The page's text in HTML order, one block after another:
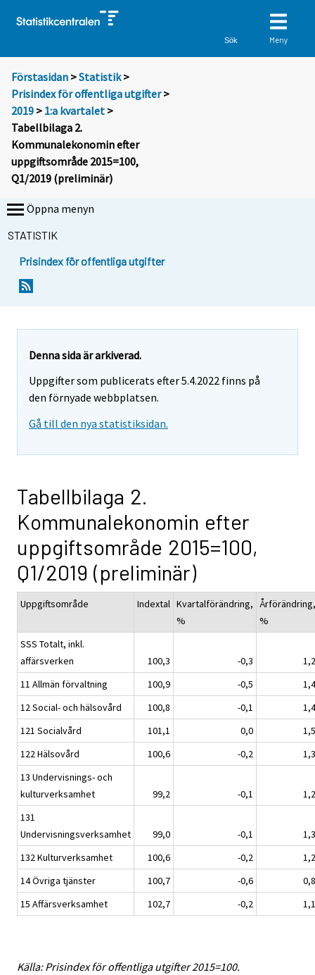
Sök Meny
Förstasidan >Statistik >
Prisindex för offentliga utgifter>
2019 > 1:a kvartalet >
Tabellbilaga 2.
Kommunalekonomin efter
uppgiftsområde 2015=100,
Q1/2019 (preliminär)
Öppna menyn
STATISTIK
Prisindex för offentliga utgifter
Denna sida är arkiverad.
Uppgifter som publicerats efter 5.4.2022 finns på
den förnyade webbplatsen.
Gå till den nya statistiksidan.
Tabellbilaga 2.
Kommunalekonomin efter
uppgiftsområde 2015=100,
Q1/2019 (preliminär)
Uppgiftsområde Indextal Kvartalförändring,
%
Årförändring,
%
SSS Totalt, inkl.
affärsverken
100,3 -0,3
1,2
11 Allmän förvaltning
100,9 -0,5
1,4
12 Social- och hälsovård
100,8 -0,1
1,4
121 Socialvård
101,1 0,0
1,5
122 Hälsovård
100,6 -0,2
1,3
13 Undervisnings- och
kulturverksamhet
99,2 -0,1
1,2
131
Undervisningsverksamhet
99,0 -0,1
1,3
132 Kulturverksamhet
100,6 -0,2
1,2
14 Övriga tjänster
100,7 -0,6
0,8
15 Affärsverksamhet
102,7 -0,2 1,1
Källa: Prisindex för offentliga utgifter 2015=100.